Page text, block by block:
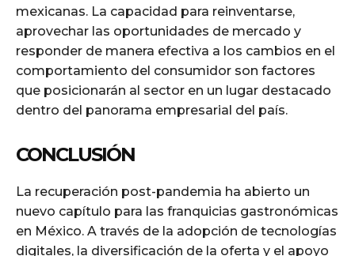
mexicanas. La capacidad para reinventarse,
aprovechar las oportunidades de mercado y
responder de manera efectiva a los cambios en el
comportamiento del consumidor son factores
que posicionarán al sector en un lugar destacado
dentro del panorama empresarial del país.
CONCLUSIÓN
La recuperación post-pandemia ha abierto un
nuevo capítulo para las franquicias gastronómicas
en México. A través de la adopción de tecnologías
digitales, la diversificación de la oferta y el apoyo